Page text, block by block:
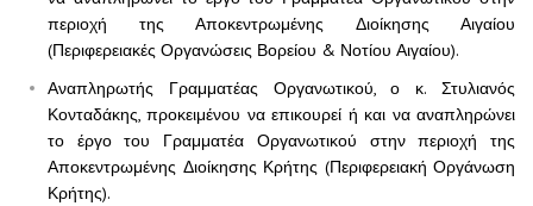
περιοχή της Αποκεντρωμένης Διοίκησης Αιγαίου
(Περιφερειακές Οργανώσεις Βορείου & Νοτίου Αιγαίου).
Αναπληρωτής Γραμματέας Οργανωτικού, ο κ. Στυλιανός
Κονταδάκης, προκειμένου να επικουρεί ή και να αναπληρώνει
το έργο του Γραμματέα Οργανωτικού στην περιοχή της
Αποκεντρωμένης Διοίκησης Κρήτης (Περιφερειακή Οργάνωση
Κρήτης).